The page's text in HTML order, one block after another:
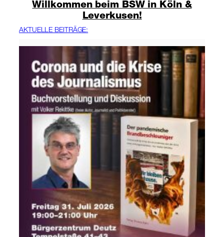
Willkommen beim BSW in Köln &
Leverkusen!
AKTUELLE BEITRÄGE: